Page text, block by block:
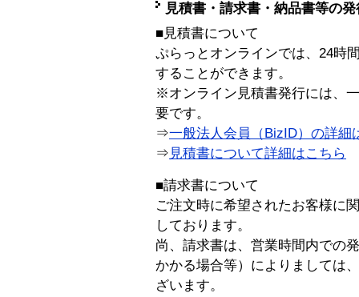
見積書・請求書・納品書等の
■見積書について
ぷらっとオンラインでは、24時
することができます。
※オンライン見積書発行には、
要です。
⇒一般法人会員（BizID）の詳細
⇒ 見積書について詳細はこちら
■請求書について
ご注文時に希望されたお客様に
しております。
尚、請求書は、営業時間内での
かかる場合等）によりましては
ざいます。